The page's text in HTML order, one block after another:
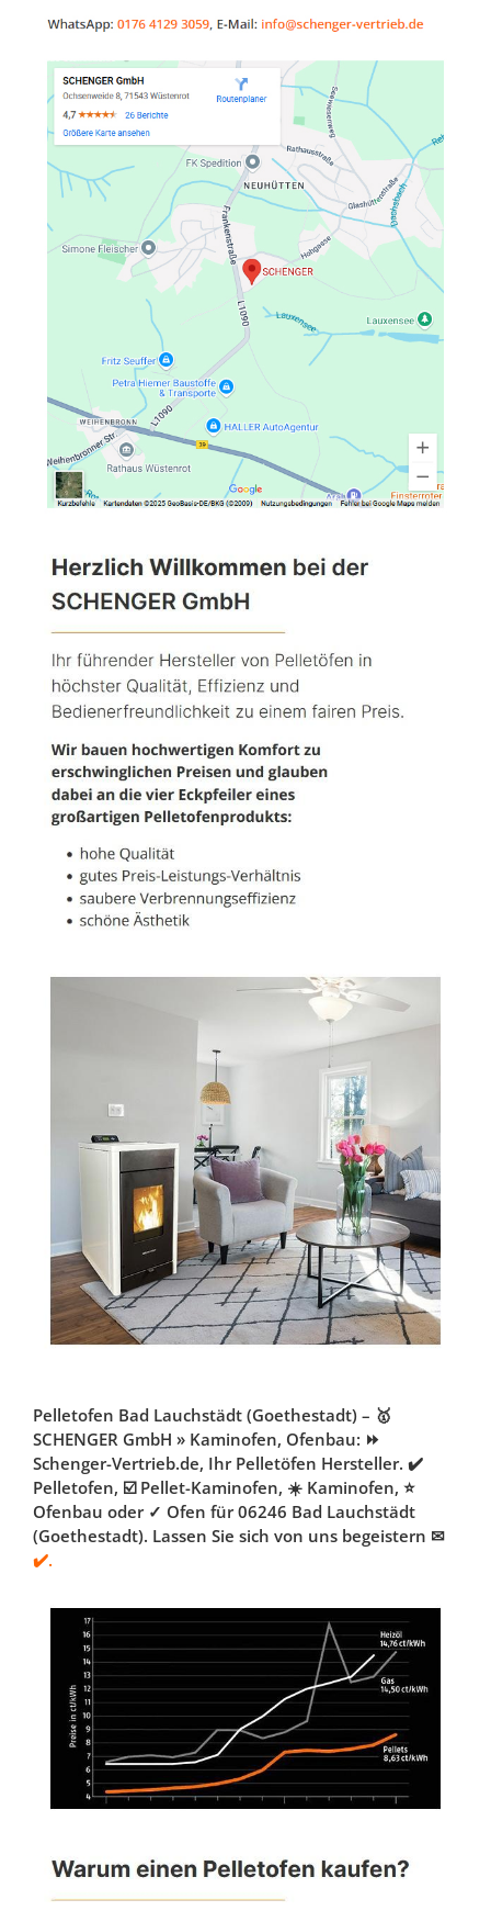
Pelletofen Bad Lauchstädt (Goethestadt) – 🥇
SCHENGER GmbH » Kaminofen, Ofenbau: ⏩
Schenger-Vertrieb.de, Ihr Pelletöfen Hersteller. ✔️
Pelletofen, ☑️ Pellet-Kaminofen, ☀️ Kaminofen, ⭐
Ofenbau oder ✓ Ofen für 06246 Bad Lauchstädt
(Goethestadt). Lassen Sie sich von uns begeistern ✉
✔️.